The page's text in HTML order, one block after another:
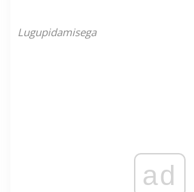
Lugupidamisega
ad